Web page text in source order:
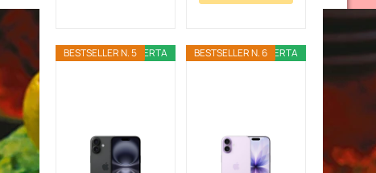
OFFERTA
BESTSELLER N. 5 OFFERTA
BESTSELLER N. 6